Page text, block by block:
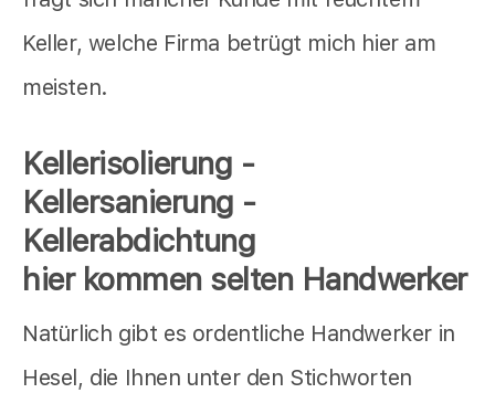
Keller, welche Firma betrügt mich hier am
meisten.
Kellerisolierung -
Kellersanierung -
Kellerabdichtung
hier kommen selten Handwerker
Natürlich gibt es ordentliche Handwerker in
Hesel, die Ihnen unter den Stichworten